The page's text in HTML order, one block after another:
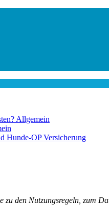
Allgemein
Hunde-OP Versicherung
den Nutzungsregeln, zum